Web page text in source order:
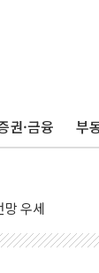
권·금융 부
vs 정청래 격차
명" 요구
라엘·이란 위협
주"